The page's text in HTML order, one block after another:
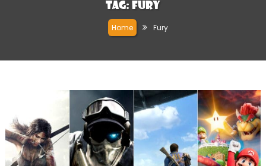
Tag: Fury
Home Fury